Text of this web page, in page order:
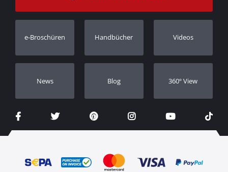
Bestellung verfolgen
Händler
e-Broschüren Handbücher Videos
Νews Blog 360º View